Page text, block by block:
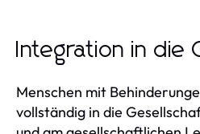
Integration in die
Menschen mit
vollständig in die